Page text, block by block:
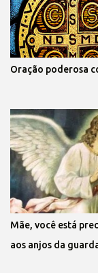
Oração poderosa
Mãe, você está
aos anjos da